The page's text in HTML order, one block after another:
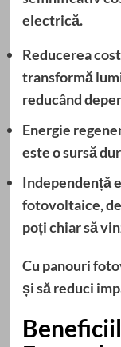
electrică.
Reducerea
transformă
reducând
Energie
este o sursă
Independență
fotovoltaice,
poți chiar să
Cu panouri
și să reduci